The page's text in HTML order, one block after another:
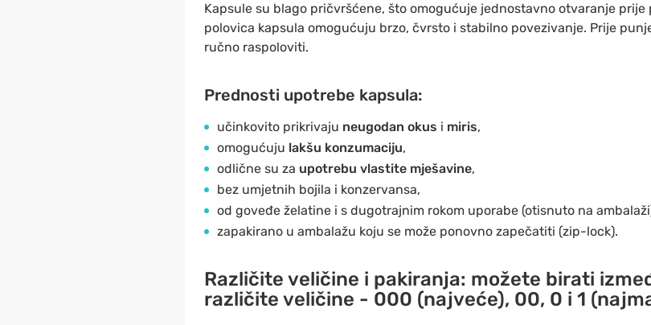
Kapsule su blago pričvršćene, što omogućuje jednostavno otvaranje
polovica kapsula omogućuju brzo, čvrsto i stabilno povezivanje. Prije
ručno raspoloviti.
Prednosti upotrebe kapsula:
učinkovito prikrivaju neugodan okus i miris,
omogućuju lakšu konzumaciju,
odlične su za upotrebu vlastite mješavine,
bez umjetnih bojila i konzervansa,
od goveđe želatine i s dugotrajnim rokom uporabe (otisnuto na
zapakirano u ambalažu koju se može ponovno zapečatiti (zip-lock).
Različite veličine i pakiranja: možete birati
različite veličine - 000 (najveće), 00, 0 i 1